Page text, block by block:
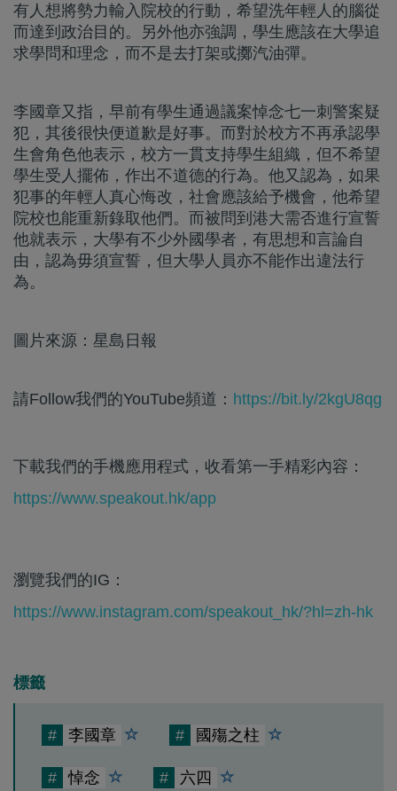
有人想將勢力輸入院校的行動，希望洗年輕人的腦從
而達到政治目的。另外他亦強調，學生應該在大學追
求學問和理念，而不是去打架或擲汽油彈。
李國章又指，早前有學生通過議案悼念七一刺警案疑
犯，其後很快便道歉是好事。而對於校方不再承認學
生會角色他表示，校方一貫支持學生組織，但不希望
學生受人擺佈，作出不道德的行為。他又認為，如果
犯事的年輕人真心悔改，社會應該給予機會，他希望
院校也能重新錄取他們。而被問到港大需否進行宣誓
他就表示，大學有不少外國學者，有思想和言論自
由，認為毋須宣誓，但大學人員亦不能作出違法行
為。
圖片來源：星島日報
請Follow我們的YouTube頻道： https://bit.ly/2kgU8qg
下載我們的手機應用程式，收看第一手精彩內容：
https://www.speakout.hk/app
瀏覽我們的IG：
https://www.instagram.com/speakout_hk/?hl=zh-hk
標籤
# 李國章 # 國殤之柱
# 悼念 # 六四